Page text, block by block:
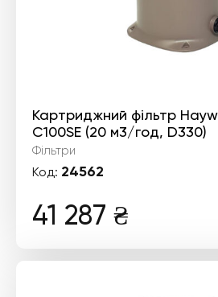
Картриджний фільтр
C100SE (20 м3/год, D330)
Фільтри
Код: 24562
41 287 ₴